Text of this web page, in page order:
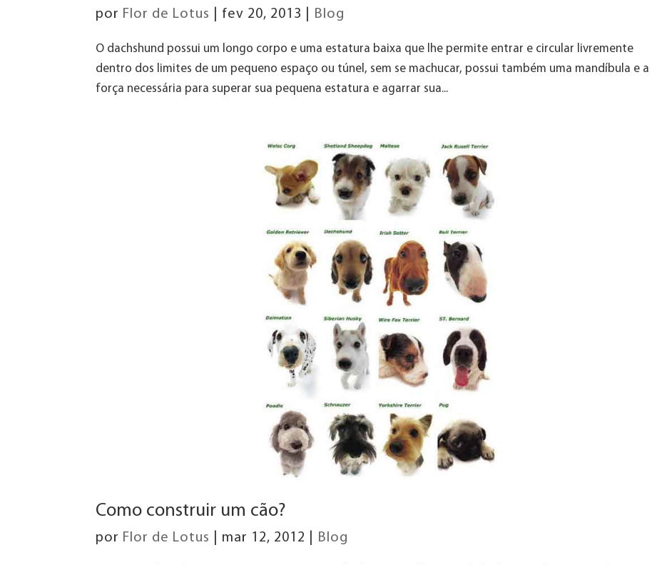
por Flor de Lotus fev 20, 2013 Blog
O dachshund possui um longo corpo e uma estatura baixa que lhe permite entrar e circular livremente
dentro dos limites de um pequeno espaço ou túnel, sem se machucar, possui também uma mandíbula e a
força necessária para superar sua pequena estatura e agarrar sua...
Como construir um cão?
por Flor de Lotus mar 12, 2012 Blog